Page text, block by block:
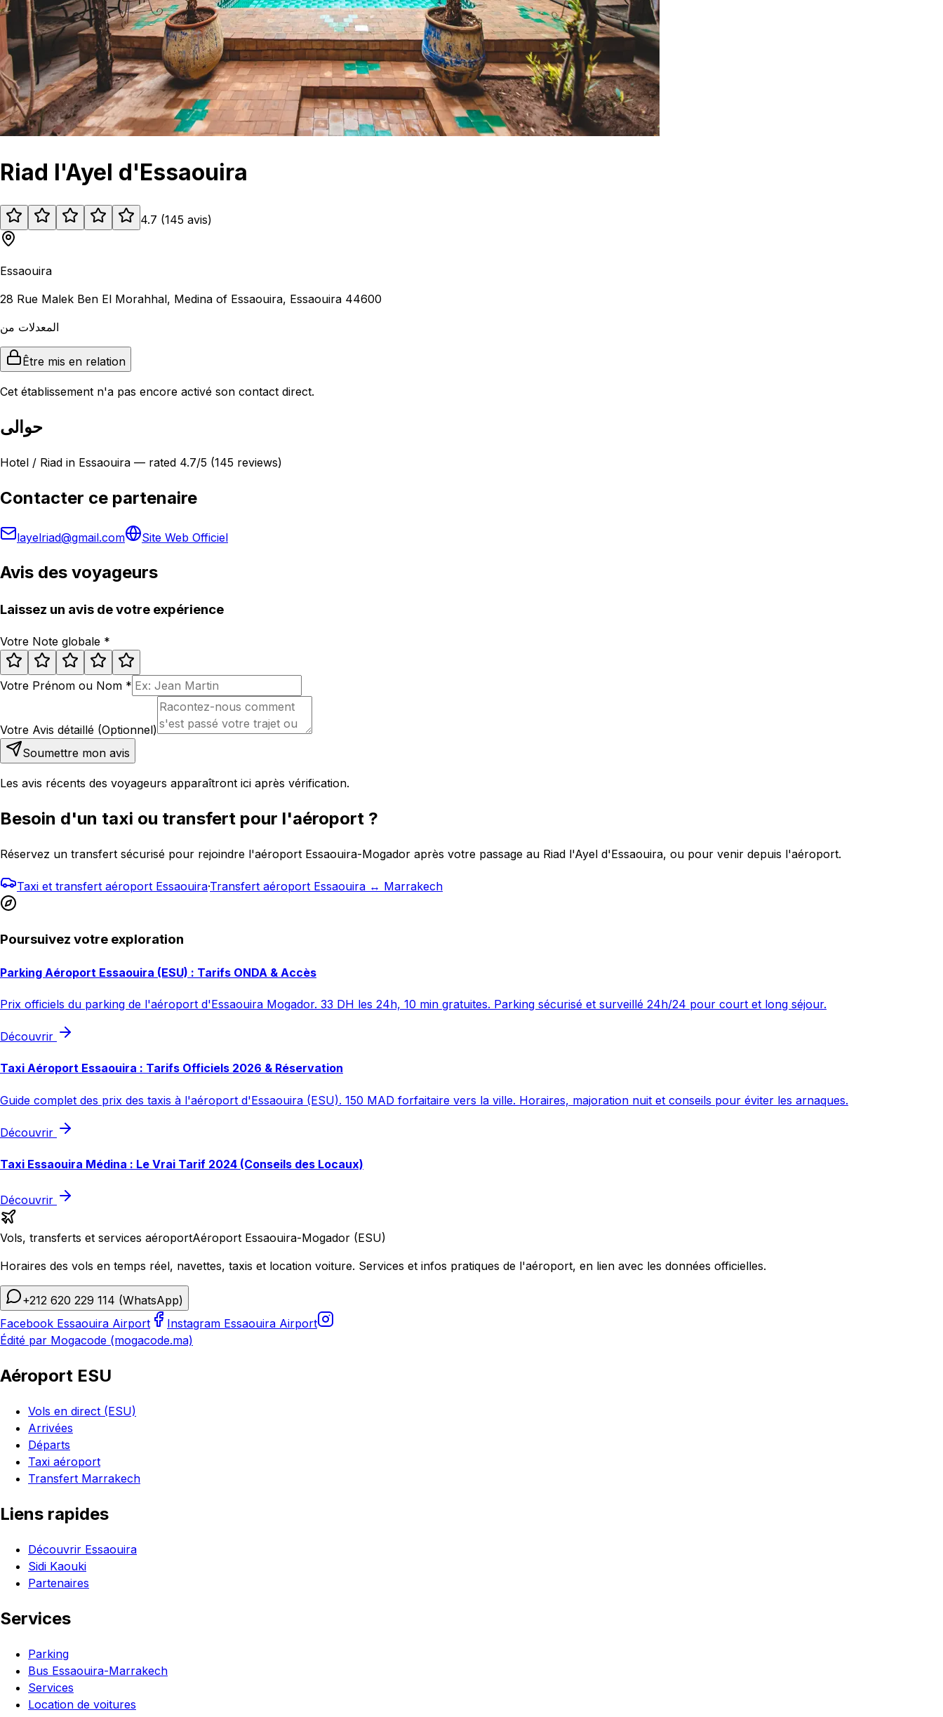
Riad l'Ayel d'Essaouira
4.7 (145 avis)
Essaouira
28 Rue Malek Ben El Morahhal, Medina of Essaouira, Essaouira 44600
المعدلات من
Être mis en relation
Cet établissement n'a pas encore activé son contact direct.
حوالى
Hotel / Riad in Essaouira — rated 4.7/5 (145 reviews)
Contacter ce partenaire
layelriad@gmail.com Site Web Officiel
Avis des voyageurs
Laissez un avis de votre expérience
Votre Note globale *
Votre Prénom ou Nom *
Votre Avis détaillé (Optionnel)
Soumettre mon avis
Les avis récents des voyageurs apparaîtront ici après vérification.
Besoin d'un taxi ou transfert pour l'aéroport ?
Réservez un transfert sécurisé pour rejoindre l'aéroport Essaouira-Mogador après votre passage au Riad l'Ayel d'Essaouira, ou pour venir depuis l'aéroport.
Taxi et transfert aéroport Essaouira·Transfert aéroport Essaouira ↔ Marrakech
Poursuivez votre exploration
Parking Aéroport Essaouira (ESU) : Tarifs ONDA & Accès
Prix officiels du parking de l'aéroport d'Essaouira Mogador. 33 DH les 24h, 10 min gratuites. Parking sécurisé et surveillé 24h/24 pour court et long séjour.
Découvrir
Taxi Aéroport Essaouira : Tarifs Officiels 2026 & Réservation
Guide complet des prix des taxis à l'aéroport d'Essaouira (ESU). 150 MAD forfaitaire vers la ville. Horaires, majoration nuit et conseils pour éviter les arnaques.
Découvrir
Taxi Essaouira Médina : Le Vrai Tarif 2024 (Conseils des Locaux)
Découvrir
Vols, transferts et services aéroportAéroport Essaouira-Mogador (ESU)
Horaires des vols en temps réel, navettes, taxis et location voiture. Services et infos pratiques de l'aéroport, en lien avec les données officielles.
+212 620 229 114 (WhatsApp)
Facebook Essaouira Airport
Instagram Essaouira Airport
Édité par Mogacode (mogacode.ma)
Aéroport ESU
Vols en direct (ESU)
Arrivées
Départs
Taxi aéroport
Transfert Marrakech
Liens rapides
Découvrir Essaouira
Sidi Kaouki
Partenaires
Services
Parking
Bus Essaouira-Marrakech
Services
Location de voitures